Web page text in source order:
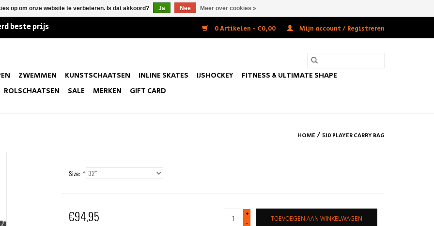
beste prijs 0 Artikelen - €0,00 Mijn account / Registreren
ZWEMMEN KUNSTSCHAATSEN INLINE SKATES IJSHOCKEY
FITNESS & ULTIMATE SHAPE
ROLSCHAATSEN
SALE MERKEN GIFT CARD
HOME /510 PLAYER CARRY BAG
Size: *
€94,95
+
-
TOEVOEGEN AAN WINKELWAGEN
op om onze website te verbeteren. Is dat akkoord? Ja Nee Meer over cookies »